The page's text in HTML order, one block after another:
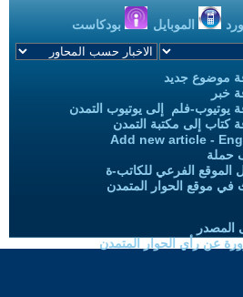
الموبايل بودكاست
موضوع جديد
خبر
يوتيوب-فلم إلى يوتيوب التمدن
كتاب إلى مكتبة التمدن
Add new article -
حملة
الموقع الفرعي للكاتب-ة
في موقع الحوار المتمدن
المصدر
عن رأي الحوار المتمدن